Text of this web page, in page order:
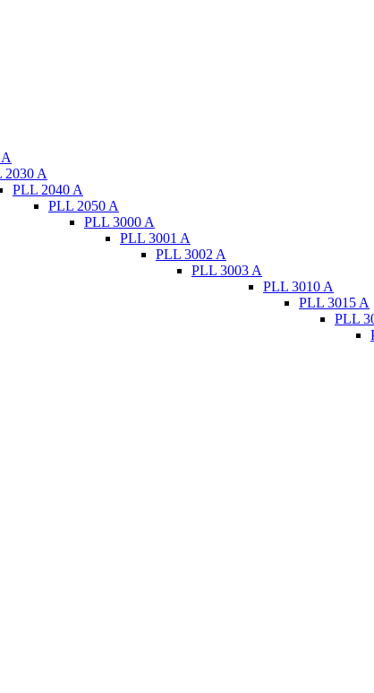
2030 A
PLL 2040 A
PLL 2050 A
PLL 3000 A
PLL 3001 A
PLL 3002 A
PLL 3003 A
PLL 3010 A
PLL 3015 A
PLL